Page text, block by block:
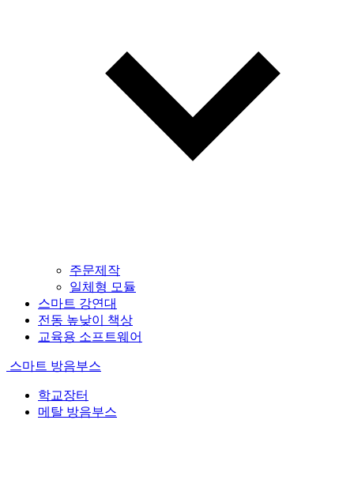
주문제작
일체형 모듈
스마트 강연대
전동 높낮이 책상
교육용 소프트웨어
스마트 방음부스
학교장터
메탈 방음부스